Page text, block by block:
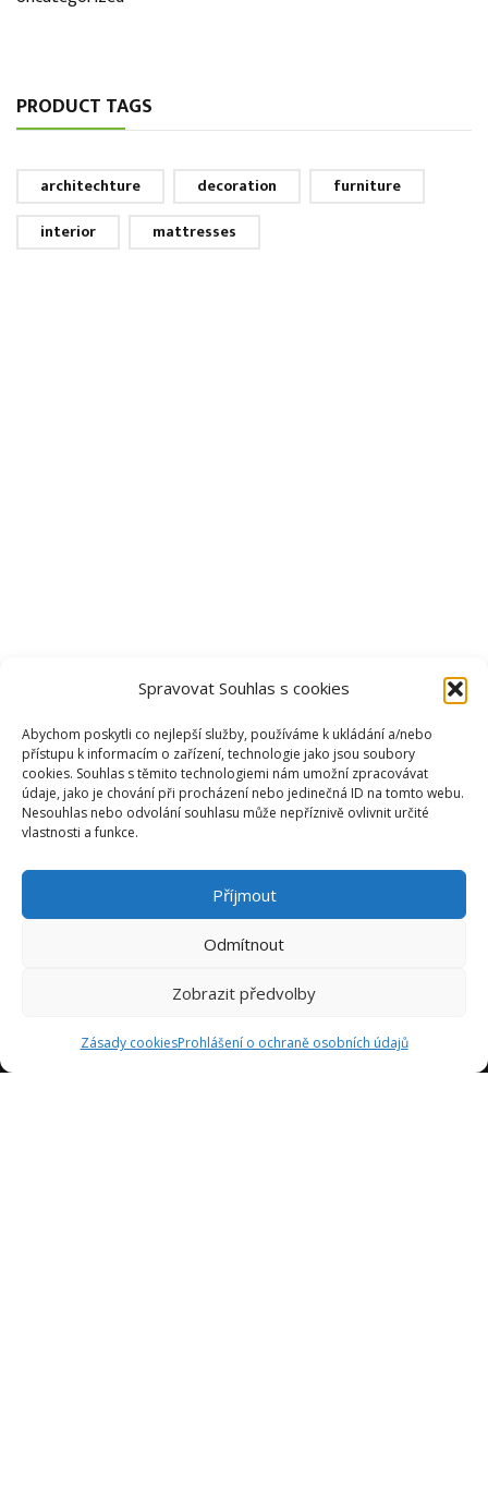
Spravovat Souhlas s cookies
Abychom poskytli co nejlepší služby, používáme k ukládání a/nebo
přístupu k informacím o zařízení, technologie jako jsou soubory
cookies. Souhlas s těmito technologiemi nám umožní zpracovávat
údaje, jako je chování při procházení nebo jedinečná ID na tomto webu.
Nesouhlas nebo odvolání souhlasu může nepříznivě ovlivnit určité
vlastnosti a funkce.
Příjmout
Odmítnout
Zobrazit předvolby
Zásady cookiesProhlášení o ochraně osobních údajů
PRODUCT TAGS
architechture decoration
furniture
interior
mattresses